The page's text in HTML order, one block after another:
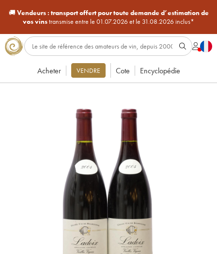
🚚Vendeurs : transport offert pour toute demande d’estimation de
vos vinstransmise entre le 01.07.2026 et le 31.08.2026 inclus*
Acheter VENDRE Cote Encyclopédie